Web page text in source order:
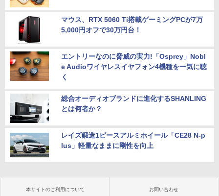
￥19,800
R4 16GB 512GB SSD ミニpc mini pc 4
K@60Hz 3画面同時出力 小型pc 静音 高
￥79,980
ッシュレート 100Hz HDMI DisplayPort
VGA モニター 液晶 液晶モニター 液晶デ
￥13,999
マウス、RTX 5060 Ti搭載ゲーミングPCが7万
5,000円オフで30万円台！
エントリーなのに脅威の実力!「Osprey」Nobl
e Audioワイヤレスイヤフォン4機種を一気に聴
く
総合オーディオブランドに進化するSHANLING
とは何者か？
レイズ鍛造1ピースアルミホイール「CE28 N-p
lus」軽量なままに剛性を向上
本サイトのご利用について お問い合わせ